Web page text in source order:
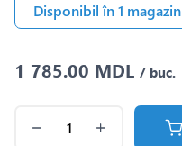
Disponibil în 1 magazin
1 785.00 MDL / buc.